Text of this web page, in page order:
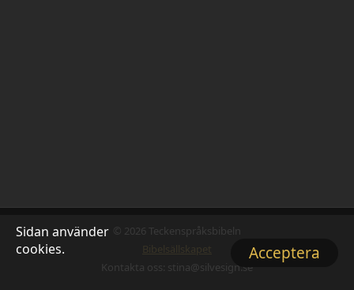
© 2026 Teckenspråksbibeln
Bibelsällskapet
Kontakta oss: stina@silvesign.se
Sidan använder
cookies.
Acceptera